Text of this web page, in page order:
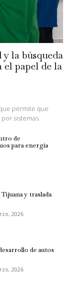
la búsqueda
papel de la
permite que
sistemas
de
para energía
y traslada
2026
de autos
2026